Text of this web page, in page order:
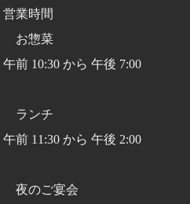
営業時間
お惣菜
午前 10:30 から 午後 7:00
ランチ
午前 11:30 から 午後 2:00
夜のご宴会